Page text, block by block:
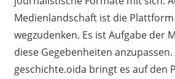
Medienlandschaft ist die
wegzudenken. Es ist Aufgabe der
diese Gegebenheiten anzupassen.
geschichte.oida bringt es auf den